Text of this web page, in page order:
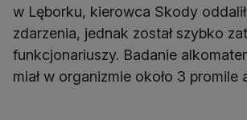
w Lęborku, kierowca Skody
zdarzenia, jednak został szybko
funkcjonariuszy. Badanie
miał w organizmie około 3 promile